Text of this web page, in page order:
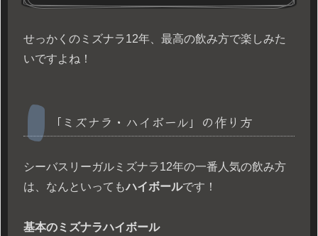
せっかくのミズナラ12年、最高の飲み方で楽しみた
いですよね！
「ミズナラ・ハイボール」の作り方
シーバスリーガルミズナラ12年の一番人気の飲み方
は、なんといってもハイボールです！
基本のミズナラハイボール